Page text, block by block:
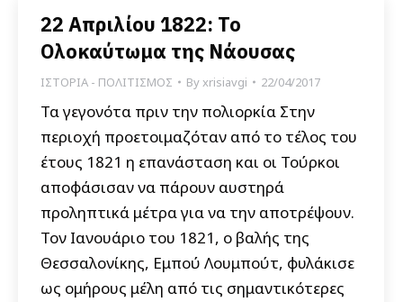
22 Απριλίου 1822: Το
Oλοκαύτωμα της Νάουσας
ΙΣΤΟΡΙΑ - ΠΟΛΙΤΙΣΜΟΣ Byxrisiavgi 22/04/2017
Τα γεγονότα πριν την πολιορκία Στην
περιοχή προετοιμαζόταν από το τέλος του
έτους 1821 η επανάσταση και οι Τούρκοι
αποφάσισαν να πάρουν αυστηρά
προληπτικά μέτρα για να την αποτρέψουν.
Τον Ιανουάριο του 1821, ο βαλής της
Θεσσαλονίκης, Εμπού Λουμπούτ, φυλάκισε
ως ομήρους μέλη από τις σημαντικότερες